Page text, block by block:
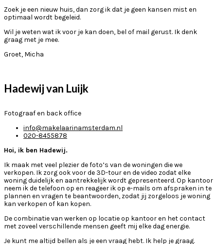
Zoek je een nieuw huis, dan zorg ik dat je geen kansen mist en
optimaal wordt begeleid.
Wil je weten wat ik voor je kan doen, bel of mail gerust. Ik denk
graag met je mee.
Groet, Micha
Hadewij van Luijk
Fotograaf en back office
info@makelaarinamsterdam.nl
020-8455878
Hoi, ik ben Hadewij.
Ik maak met veel plezier de foto’s van de woningen die we
verkopen. Ik zorg ook voor de 3D-tour en de video zodat elke
woning duidelijk en aantrekkelijk wordt gepresenteerd. Op kantoor
neem ik de telefoon op en reageer ik op e-mails om afspraken in te
plannen en vragen te beantwoorden, zodat jij zorgeloos je woning
kan verkopen of kan kopen.
De combinatie van werken op locatie op kantoor en het contact
met zoveel verschillende mensen geeft mij elke dag energie.
Je kunt me altijd bellen als je een vraag hebt. Ik help je graag.